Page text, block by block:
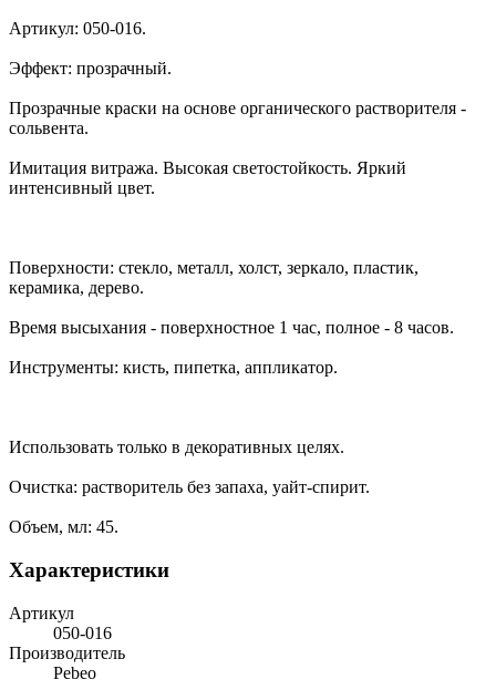
Артикул: 050-016.
Эффект: прозрачный.
Прозрачные краски на основе органического растворителя -
сольвента.
Имитация витража. Высокая светостойкость. Яркий
интенсивный цвет.
Поверхности: стекло, металл, холст, зеркало, пластик,
керамика, дерево.
Время высыхания - поверхностное 1 час, полное - 8 часов.
Инструменты: кисть, пипетка, аппликатор.
Использовать только в декоративных целях.
Очистка: растворитель без запаха, уайт-спирит.
Объем, мл: 45.
Характеристики
Артикул
050-016
Производитель
Pebeo